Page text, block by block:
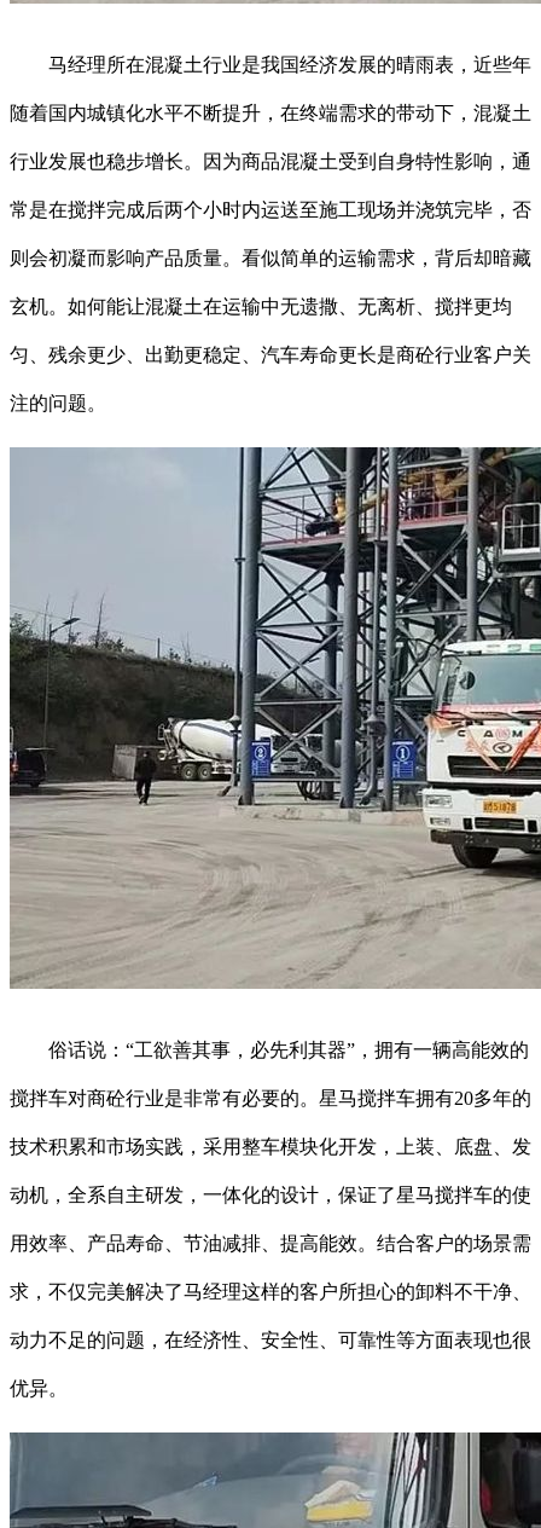
马经理所在混凝土行业是我国经济发展的晴雨表，近些年
随着国内城镇化水平不断提升，在终端需求的带动下，混凝土
行业发展也稳步增长。因为商品混凝土受到自身特性影响，通
常是在搅拌完成后两个小时内运送至施工现场并浇筑完毕，否
则会初凝而影响产品质量。看似简单的运输需求，背后却暗藏
玄机。如何能让混凝土在运输中无遗撒、无离析、搅拌更均
匀、残余更少、出勤更稳定、汽车寿命更长是商砼行业客户关
注的问题。
俗话说：“工欲善其事，必先利其器”，拥有一辆高能效的
搅拌车对商砼行业是非常有必要的。星马搅拌车拥有20多年的
技术积累和市场实践，采用整车模块化开发，上装、底盘、发
动机，全系自主研发，一体化的设计，保证了星马搅拌车的使
用效率、产品寿命、节油减排、提高能效。结合客户的场景需
求，不仅完美解决了马经理这样的客户所担心的卸料不干净、
动力不足的问题，在经济性、安全性、可靠性等方面表现也很
优异。